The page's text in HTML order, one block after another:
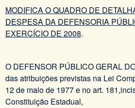
MODIFICA O QUADRO DE
DESPESA DA DEFENSORIA
EXERCÍCIO DE 2008.
O DEFENSOR PÚBLICO GERAL
das atribuições previstas na Lei
12 de maio de 1977 e no art.
Constituição Estadual,